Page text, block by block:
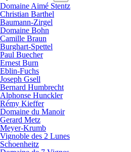
Domaine Aimé Stentz
Christian Barthel
Baumann-Zirgel
Domaine Bohn
Camille Braun
Burghart-Spettel
Paul Buecher
Ernest Burn
Eblin-Fuchs
Joseph Gsell
Bernard Humbrecht
Alphonse Hunckler
Rémy Kieffer
Domaine du Manoir
Gerard Metz
Meyer-Krumb
Vignoble des 2 Lunes
Schoenheitz